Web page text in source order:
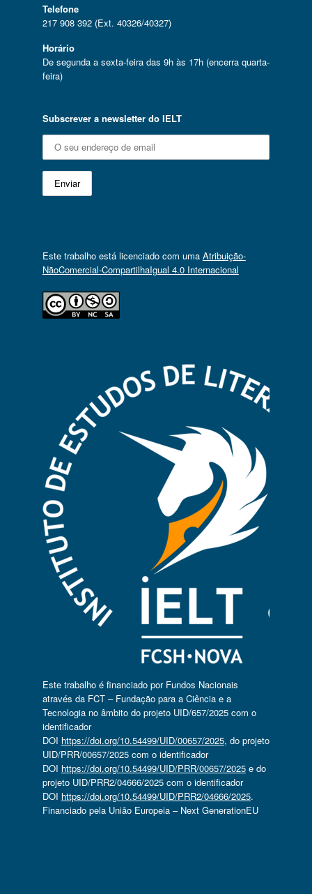
Telefone
217 908 392 (Ext. 40326/40327)
Horário
De segunda a sexta-feira das 9h às 17h (encerra quarta-
feira)
Subscrever a newsletter do IELT
Este trabalho está licenciado com uma Atribuição-
NãoComercial-CompartilhaIgual 4.0 Internacional
Este trabalho é financiado por Fundos Nacionais
através da FCT – Fundação para a Ciência e a
Tecnologia no âmbito do projeto UID/657/2025 com o
identificador
DOI https://doi.org/10.54499/UID/00657/2025, do projeto
UID/PRR/00657/2025 com o identificador
DOI https://doi.org/10.54499/UID/PRR/00657/2025e do
projeto UID/PRR2/04666/2025 com o identificador
DOI https://doi.org/10.54499/UID/PRR2/04666/2025.
Financiado pela União Europeia – Next GenerationEU